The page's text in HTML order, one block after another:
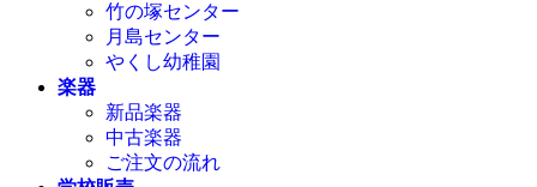
竹の塚センター
月島センター
やくし幼稚園
楽器
新品楽器
中古楽器
ご注文の流れ